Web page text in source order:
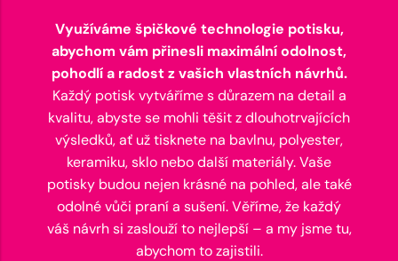
Využíváme špičkové technologie potisku,
abychom vám přinesli maximální odolnost,
pohodlí a radost z vašich vlastních návrhů.
Každý potisk vytváříme s důrazem na detail a
kvalitu, abyste se mohli těšit z dlouhotrvajících
výsledků, ať už tisknete na bavlnu, polyester,
keramiku, sklo nebo další materiály. Vaše
potisky budou nejen krásné na pohled, ale také
odolné vůči praní a sušení. Věříme, že každý
váš návrh si zaslouží to nejlepší – a my jsme tu,
abychom to zajistili.